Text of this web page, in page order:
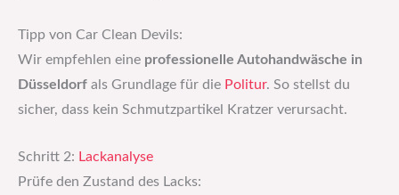
Tipp von Car Clean Devils:
Wir empfehlen eine professionelle Autohandwäsche in
Düsseldorf als Grundlage für die Politur. So stellst du
sicher, dass kein Schmutzpartikel Kratzer verursacht.
Schritt 2: Lackanalyse
Prüfe den Zustand des Lacks: